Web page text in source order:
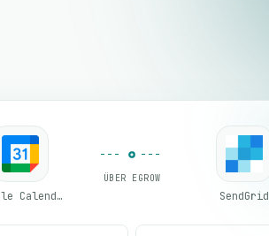
Google Calendar
ÜBER EGROW
SendGrid